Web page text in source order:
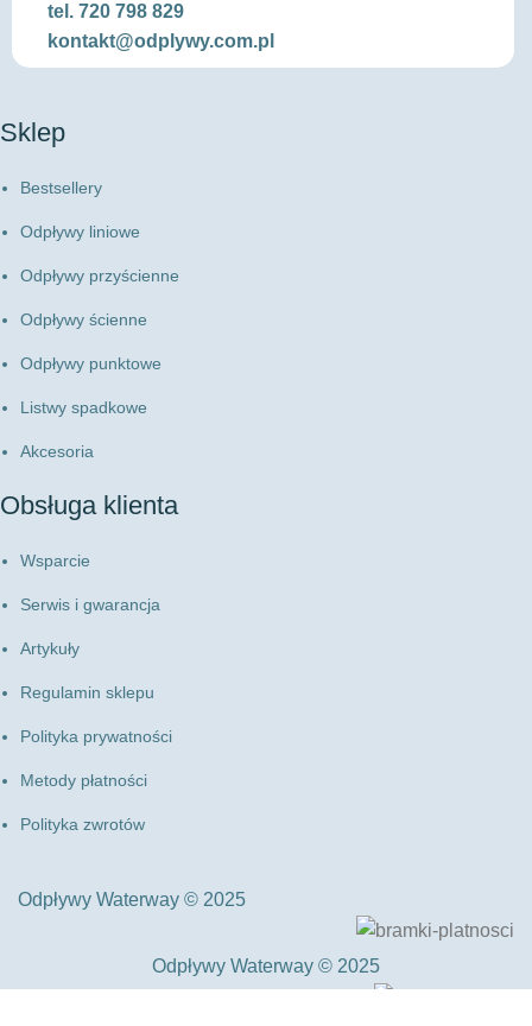
tel. 720 798 829
kontakt@odplywy.com.pl
Sklep
Bestsellery
Odpływy liniowe
Odpływy przyścienne
Odpływy ścienne
Odpływy punktowe
Listwy spadkowe
Akcesoria
Obsługa klienta
Wsparcie
Serwis i gwarancja
Artykuły
Regulamin sklepu
Polityka prywatności
Metody płatności
Polityka zwrotów
Odpływy Waterway © 2025
Odpływy Waterway © 2025